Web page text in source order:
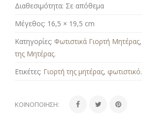
Διαθεσιμότητα: Σε απόθεμα
Μέγεθος: 16,5 × 19,5 cm
Κατηγορίες: Φωτιστικά Γιορτή Μητέρας,
της Μητέρας.
Ετικέτες: Γιορτή της μητέρας, φωτιστικό.
ΚΟΙΝΟΠΟΊΗΣΗ: